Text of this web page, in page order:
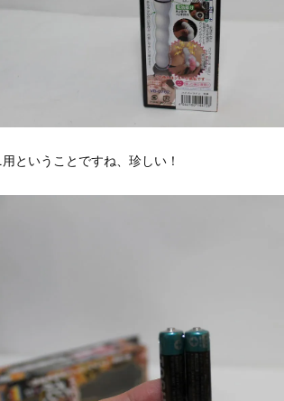
ということですね、珍しい！